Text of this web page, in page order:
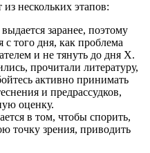
нескольких этапов:
заранее, поэтому
с того дня, как проблема
и не тянуть до дня Х.
прочитали литературу,
активно принимать
и предрассудков,
оценку.
в том, чтобы спорить,
точку зрения, приводить